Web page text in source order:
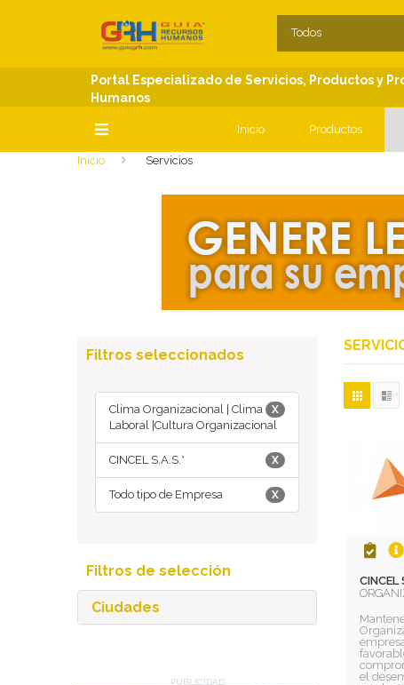
SECCIONES
Todos
Portal Especializado de Servicios, Productos y
Humanos
Inicio Productos
Inicio Servicios
Filtros seleccionados
X
Clima Organizacional | Clima
Laboral |Cultura Organizacional
X
CINCEL S.A.S.*
X
Todo tipo de Empresa
Filtros de selección
Ciudades
PUBLICIDAD
CINCEL
el